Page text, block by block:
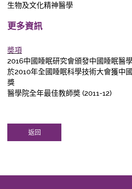
生物及文化精神醫學
更多資訊
奬項
2016中國睡眠研究會頒發中國睡眠醫
於2010年全國睡眠科學技術大會獲中
獎
醫學院全年最佳教師奬 (2011-12)
返回